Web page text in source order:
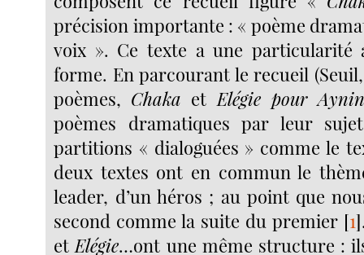
précision importante : « poème
voix ». Ce texte a une particularité
forme. En parcourant le recueil (Seuil,
poèmes, Chaka et Elégie pour
poèmes dramatiques par leur
partitions « dialoguées » comme le
deux textes ont en commun le
leader, d’un héros ; au point que
second comme la suite du premier [1]
et Elégie…ont une même structure :